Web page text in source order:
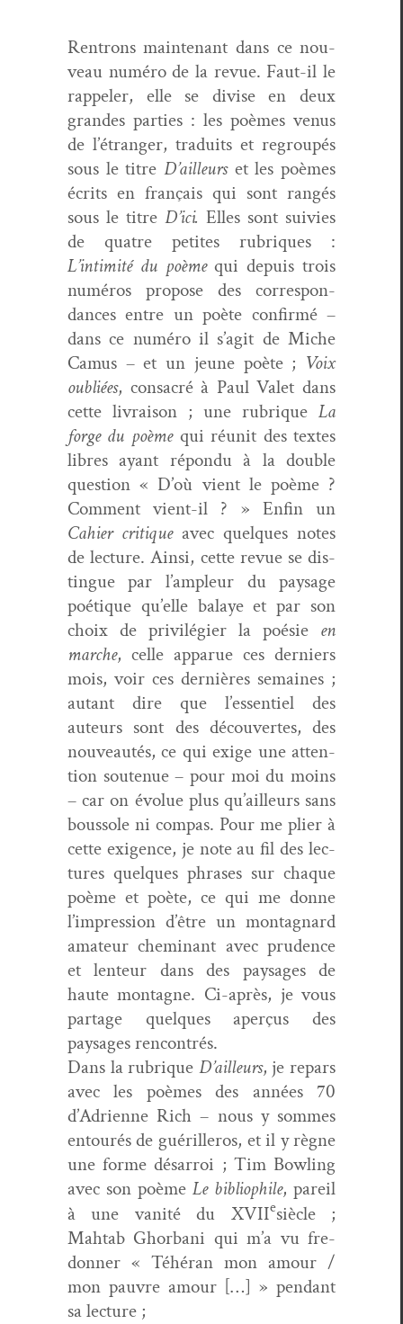
Ren­trons main­tenant dans ce nou­
veau numéro de la revue. Faut-il le
rap­pel­er, elle se divise en deux
grandes par­ties : les poèmes venus
de l’étranger, traduits et regroupés
sous le titre D’ailleurset les poèmes
écrits en français qui sont rangés
sous le titre D’ici. Elles sont suiv­ies
de qua­tre petites rubriques :
L’intimité du poèmequi depuis trois
numéros pro­pose des cor­re­spon­
dances entre un poète con­fir­mé –
dans ce numéro il s’agit de Miche
Camus – et un jeune poète ; Voix
oubliées, con­sacré à Paul Valet dans
cette livrai­son ; une rubriqueLa
forge du poèmequi réu­nit des textes
libres ayant répon­du à la dou­ble
ques­tion « D’où vient le poème ?
Com­ment vient-il ? » Enfin un
Cahi­er cri­tiqueavec quelques notes
de lec­ture. Ain­si, cette revue se dis­
tingue par l’ampleur du paysage
poé­tique qu’elle bal­aye et par son
choix de priv­ilégi­er la poésie en
marche, celle apparue ces derniers
mois, voir ces dernières semaines ;
autant dire que l’essentiel des
auteurs sont des décou­vertes, des
nou­veautés, ce qui exige une atten­
tion soutenue – pour moi du moins
– car on évolue plus qu’ailleurs sans
bous­sole ni com­pas. Pour me pli­er à
cette exi­gence, je note au fil des lec­
tures quelques phras­es sur chaque
poème et poète, ce qui me donne
l’impression d’être un mon­tag­nard
ama­teur chem­i­nant avec pru­dence
et lenteur dans des paysagesde
haute mon­tagne. Ci-après, je vous
partage quelques aperçus des
paysages rencontrés.
Dans la rubrique D’ailleurs, je repars
avec les poèmes des années 70
d’Adrienne Rich – nous y sommes
entourés de guérilleros, et il y règne
une forme désar­roi ; Tim Bowl­ing
avec son poèmeLe bib­lio­phile, pareil
à une van­ité du XVIIesiè­cle ;
Mahtab Ghor­bani qui m’a vu fre­
donner « Téhéran mon amour /
mon pau­vre amour […] » pen­dant
sa lecture ;